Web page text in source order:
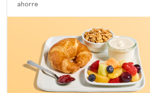
ahorre